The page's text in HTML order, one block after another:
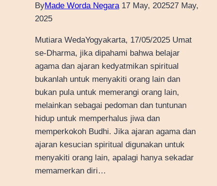
ByMade Worda Negara 17 May, 202527 May,
2025
Mutiara WedaYogyakarta, 17/05/2025 Umat
se-Dharma, jika dipahami bahwa belajar
agama dan ajaran kedyatmikan spiritual
bukanlah untuk menyakiti orang lain dan
bukan pula untuk memerangi orang lain,
melainkan sebagai pedoman dan tuntunan
hidup untuk memperhalus jiwa dan
memperkokoh Budhi. Jika ajaran agama dan
ajaran kesucian spiritual digunakan untuk
menyakiti orang lain, apalagi hanya sekadar
memamerkan diri…